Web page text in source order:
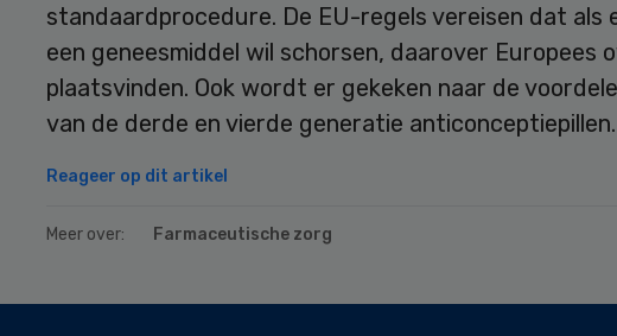
standaardprocedure. De EU-regels vereisen dat als
een geneesmiddel wil schorsen, daarover Europees
plaatsvinden. Ook wordt er gekeken naar de
van de derde en vierde generatie anticonceptiepillen.
Reageer op dit artikel
Meer over: Farmaceutische zorg